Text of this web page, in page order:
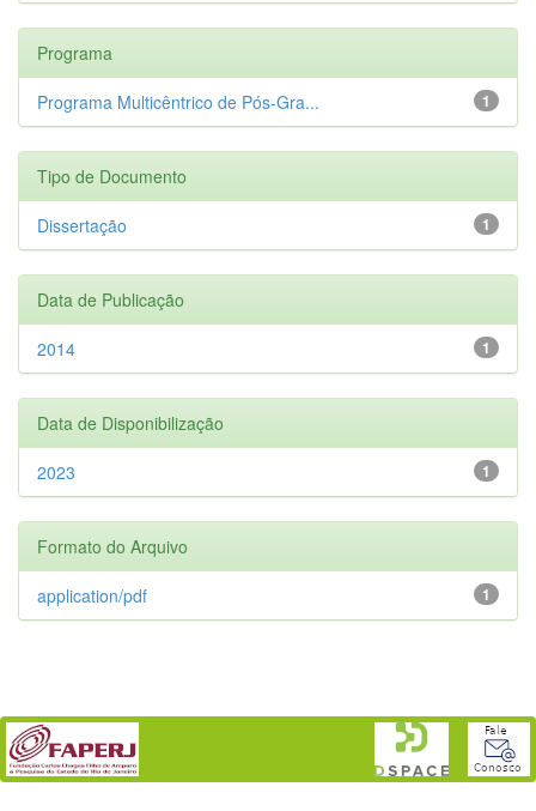
Programa
1
Programa Multicêntrico de Pós-Gra...
Tipo de Documento
1
Dissertação
Data de Publicação
1
2014
Data de Disponibilização
1
2023
Formato do Arquivo
1
application/pdf